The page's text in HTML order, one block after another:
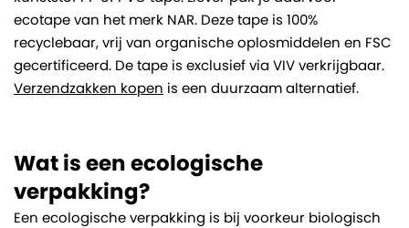
ecotape van het merk NAR. Deze tape is 100%
recyclebaar, vrij van organische oplosmiddelen en FSC
gecertificeerd. De tape is exclusief via VIV verkrijgbaar.
Verzendzakken kopen is een duurzaam alternatief.
Wat is een ecologische
verpakking?
Een ecologische verpakking is bij voorkeur biologisch